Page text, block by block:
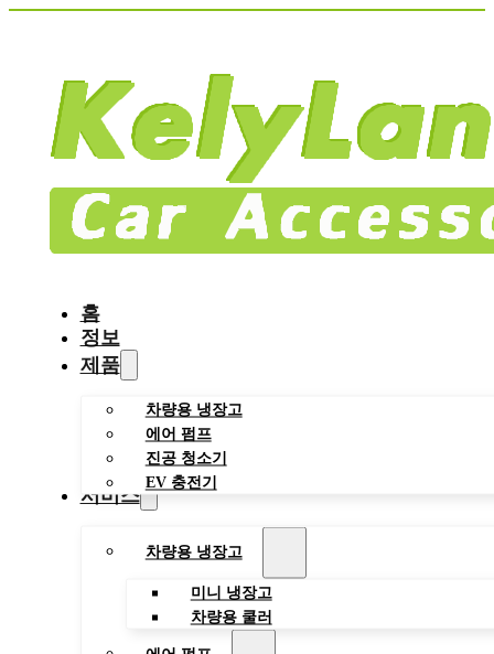
홈
정보
제품
차량용 냉장고
에어 펌프
진공 청소기
EV 충전기
서비스
차량용 냉장고
미니 냉장고
차량용 쿨러